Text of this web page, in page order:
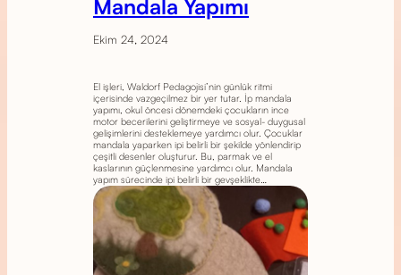
Mandala Yapımı
Ekim 24, 2024
El işleri, Waldorf Pedagojisi’nin günlük ritmi
içerisinde vazgeçilmez bir yer tutar. İp mandala
yapımı, okul öncesi dönemdeki çocukların ince
motor becerilerini geliştirmeye ve sosyal- duygusal
gelişimlerini desteklemeye yardımcı olur. Çocuklar
mandala yaparken ipi belirli bir şekilde yönlendirip
çeşitli desenler oluşturur. Bu, parmak ve el
kaslarının güçlenmesine yardımcı olur. Mandala
yapım sürecinde ipi belirli bir gevşeklikte…